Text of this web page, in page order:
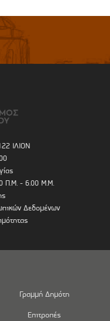
ΙΛΙΟΝ
Π.Μ. - 6.00 Μ.Μ.
Δεδομένων
Γραμμή Δημότη
Επιτροπές